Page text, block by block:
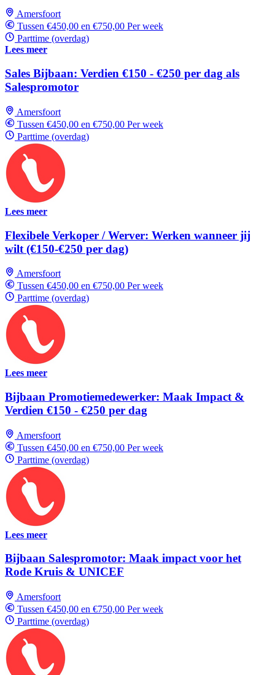
Amersfoort
Tussen €450,00 en €750,00 Per week
Parttime (overdag)
Lees meer
Sales Bijbaan: Verdien €150 - €250 per dag als
Salespromotor
Amersfoort
Tussen €450,00 en €750,00 Per week
Parttime (overdag)
Lees meer
Flexibele Verkoper / Werver: Werken wanneer jij
wilt (€150-€250 per dag)
Amersfoort
Tussen €450,00 en €750,00 Per week
Parttime (overdag)
Lees meer
Bijbaan Promotiemedewerker: Maak Impact &
Verdien €150 - €250 per dag
Amersfoort
Tussen €450,00 en €750,00 Per week
Parttime (overdag)
Lees meer
Bijbaan Salespromotor: Maak impact voor het
Rode Kruis & UNICEF
Amersfoort
Tussen €450,00 en €750,00 Per week
Parttime (overdag)